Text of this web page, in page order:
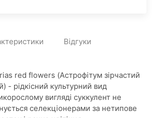
Відгуки
red flowers (Астрофітум зірчастий
- рідкісний культурний вид
вигляді суккулент не
селекціонерами за нетипове